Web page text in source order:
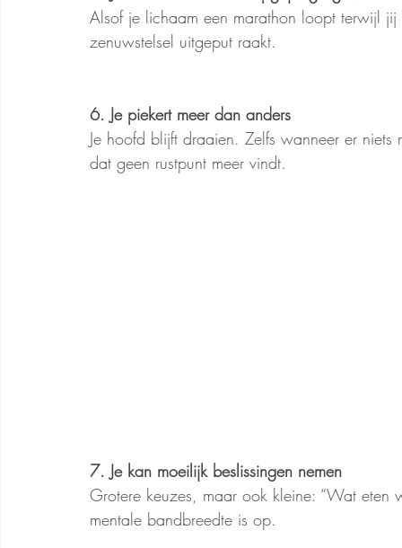
Alsof je lichaam een marathon loopt terwijl
zenuwstelsel uitgeput raakt.
6. Je piekert meer dan anders
Je hoofd blijft draaien. Zelfs wanneer er
dat geen rustpunt meer vindt.
7. Je kan moeilijk beslissingen nemen
Grotere keuzes, maar ook kleine: “Wat
mentale bandbreedte is op.